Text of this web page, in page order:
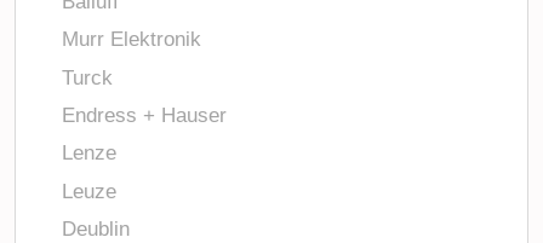
Murr Elektronik
Turck
Endress + Hauser
Lenze
Leuze
Deublin